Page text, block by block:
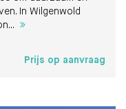
In Wilgenwold
Prijs op aanvraag